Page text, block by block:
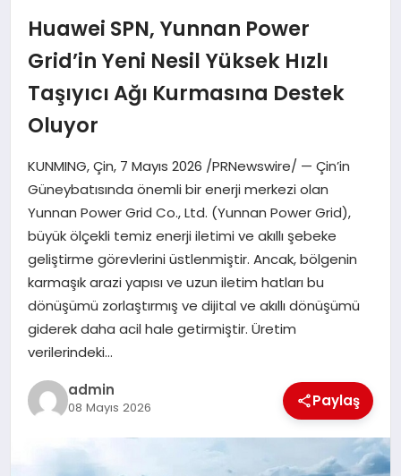
YAŞAM
EKONOMI
SAĞLIK
DÜNYA
EĞITIM
Huawei SPN, Yunnan Power
Grid’in Yeni Nesil Yüksek Hızlı
Taşıyıcı Ağı Kurmasına Destek
Oluyor
KUNMING, Çin, 7 Mayıs 2026 /PRNewswire/ — Çin’in
Güneybatısında önemli bir enerji merkezi olan
Yunnan Power Grid Co., Ltd. (Yunnan Power Grid),
büyük ölçekli temiz enerji iletimi ve akıllı şebeke
geliştirme görevlerini üstlenmiştir. Ancak, bölgenin
karmaşık arazi yapısı ve uzun iletim hatları bu
dönüşümü zorlaştırmış ve dijital ve akıllı dönüşümü
giderek daha acil hale getirmiştir. Üretim
verilerindeki…
admin
08 Mayıs 2026 Paylaş